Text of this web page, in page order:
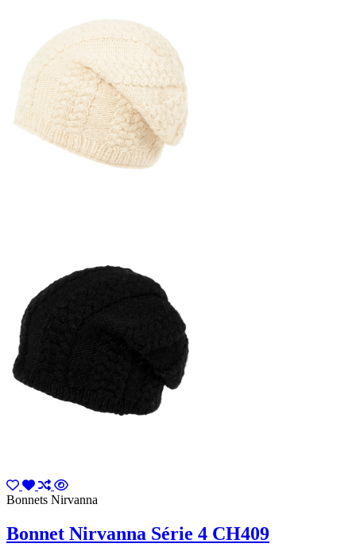
Bonnets Nirvanna
Bonnet Nirvanna Série 4 CH409